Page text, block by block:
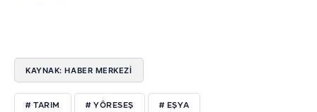
KAYNAK: HABER MERKEZI
# TARIM # YÖRESEŞ # EŞYA